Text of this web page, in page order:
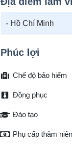
- Hồ Chí Minh
Phúc lợi
Chế độ bảo hiểm
Đồng phục
Đào tạo
Phụ cấp thâm niên